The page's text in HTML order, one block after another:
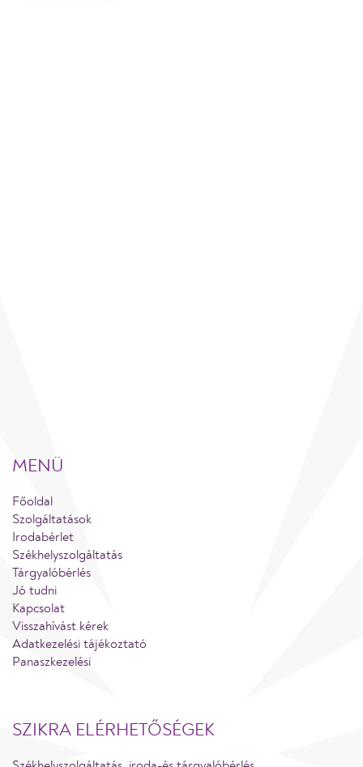
MENÜ
Főoldal
Szolgáltatások
Irodabérlet
Székhelyszolgáltatás
Tárgyalóbérlés
Jó tudni
Kapcsolat
Visszahívást kérek
Adatkezelési tájékoztató
Panaszkezelési
SZIKRA ELÉRHETŐSÉGEK